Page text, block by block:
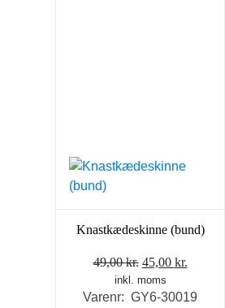
Knastkædeskinne (bund)
49,00kr. Den
oprindelige
pris
45,00 kr.
pris
inkl. moms
Varenr: GY6-30019